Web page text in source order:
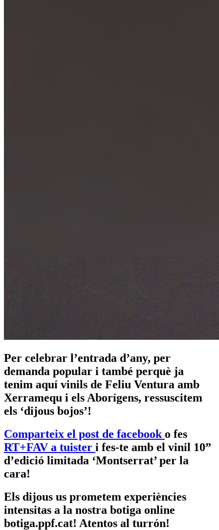
Per celebrar l’entrada d’any, per
demanda popular i també perquè ja
tenim aquí vinils de Feliu Ventura amb
Xerramequ i els Aborígens, ressuscitem
els ‘dijous bojos’!
Comparteix el post de facebook o fes
RT+FAV a tuister i fes-te amb el vinil 10”
d’edició limitada ‘Montserrat’ per la
cara!
Els dijous us prometem experiències
intensitas a la nostra botiga online
botiga.ppf.cat! Atentos al turrón!